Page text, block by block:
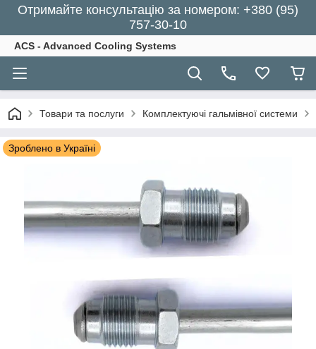
Отримайте консультацію за номером: +380 (95)
757-30-10
ACS - Advanced Cooling Systems
Товари та послуги Комплектуючі гальмівної системи
Зроблено в Україні